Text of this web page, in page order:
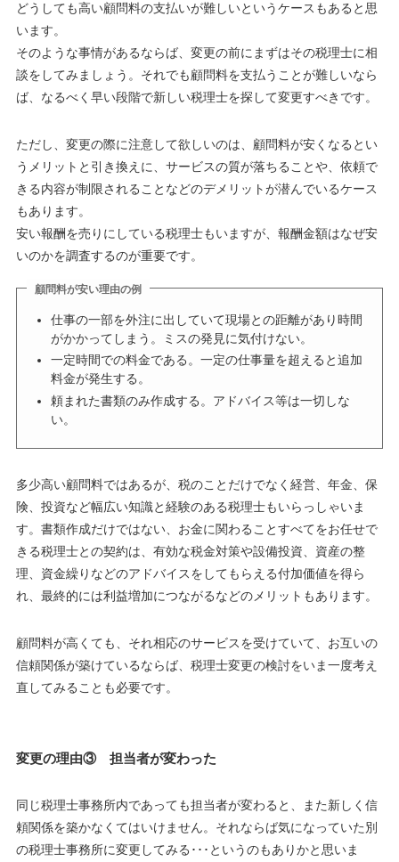
どうしても高い顧問料の支払いが難しいというケースもあると思
います。
そのような事情があるならば、変更の前にまずはその税理士に相
談をしてみましょう。それでも顧問料を支払うことが難しいなら
ば、なるべく早い段階で新しい税理士を探して変更すべきです。
ただし、変更の際に注意して欲しいのは、顧問料が安くなるとい
うメリットと引き換えに、サービスの質が落ちることや、依頼で
きる内容が制限されることなどのデメリットが潜んでいるケース
もあります。
安い報酬を売りにしている税理士もいますが、報酬金額はなぜ安
いのかを調査するのが重要です。
顧問料が安い理由の例
仕事の一部を外注に出していて現場との距離があり時間
がかかってしまう。ミスの発見に気付けない。
一定時間での料金である。一定の仕事量を超えると追加
料金が発生する。
頼まれた書類のみ作成する。アドバイス等は一切しな
い。
多少高い顧問料ではあるが、税のことだけでなく経営、年金、保
険、投資など幅広い知識と経験のある税理士もいらっしゃいま
す。書類作成だけではない、お金に関わることすべてをお任せで
きる税理士との契約は、有効な税金対策や設備投資、資産の整
理、資金繰りなどのアドバイスをしてもらえる付加価値を得ら
れ、最終的には利益増加につながるなどのメリットもあります。
顧問料が高くても、それ相応のサービスを受けていて、お互いの
信頼関係が築けているならば、税理士変更の検討をいま一度考え
直してみることも必要です。
変更の理由③ 担当者が変わった
同じ税理士事務所内であっても担当者が変わると、また新しく信
頼関係を築かなくてはいけません。それならば気になっていた別
の税理士事務所に変更してみる･･･というのもありかと思いま